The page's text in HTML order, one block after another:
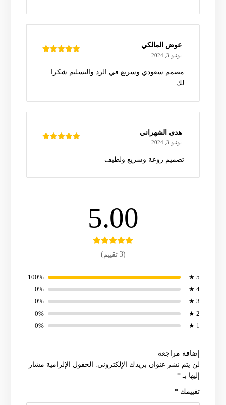
عوض المالكي
يونيو 3, 2024
مصمم سعودي وسريع في الرد والتسليم شكرا
لك
هدى الشهراني
يونيو 3, 2024
تصميم روعة وسريع ولطيف
5.00
(3 تقييم)
5 ★
100%
4 ★
0%
3 ★
0%
2 ★
0%
1 ★
0%
إضافة مراجعة
لن يتم نشر عنوان بريدك الإلكتروني.
الحقول الإلزامية مشار
إليها بـ*
تقييمك*